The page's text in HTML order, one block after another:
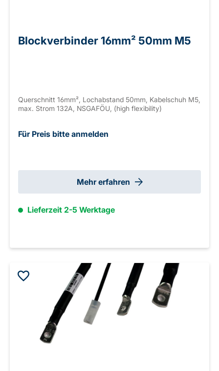
Blockverbinder 16mm² 50mm M5
Querschnitt 16mm², Lochabstand 50mm, Kabelschuh M5,
max. Strom 132A, NSGAFÖU, (high flexibility)
Für Preis bitte anmelden
Mehr erfahren
Lieferzeit 2-5 Werktage